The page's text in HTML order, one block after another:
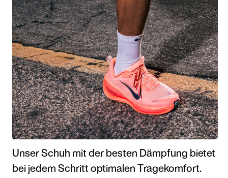
Unser Schuh mit der besten Dämpfung bietet
bei jedem Schritt optimalen Tragekomfort.